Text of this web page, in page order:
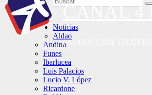
CANAL 4
PRODUCCION
Noticias
Aldao
Andino
Funes
Ibarlucea
Luis Palacios
Lucio V. López
Ricardone